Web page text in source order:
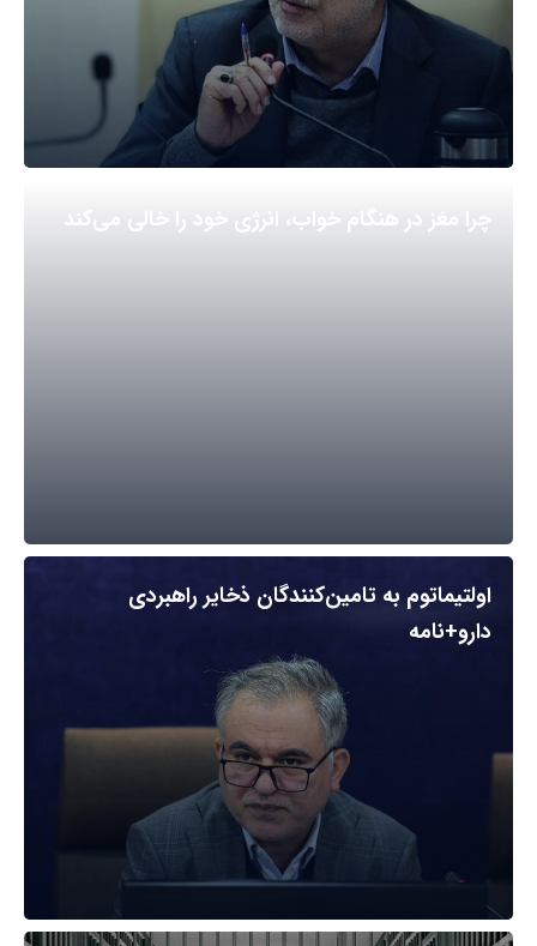
چرا مغز در هنگام خواب، انرژی خود را خالی می‌کند
اولتیماتوم به تامین‌کنندگان ذخایر راهبردی
دارو+نامه